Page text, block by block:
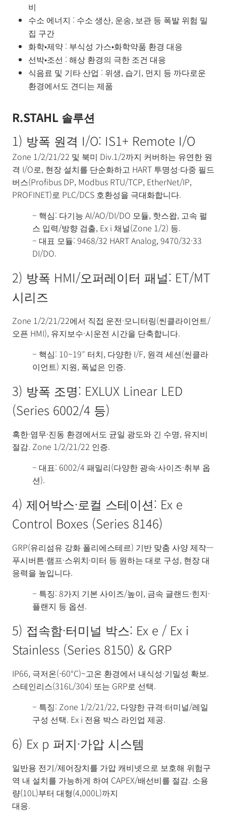
비
수소 에너지 : 수소 생산, 운송, 보관 등 폭발 위험 밀
집 구간
화학•제약 : 부식성 가스•화학약품 환경 대응
선박•조선 : 해상 환경의 극한 조건 대응
식음료 및 기타 산업 : 위생, 습기, 먼지 등 까다로운
환경에서도 견디는 제품
R.STAHL 솔루션
1) 방폭 원격 I/O: IS1+ Remote I/O
Zone 1/2/21/22 및 북미 Div.1/2까지 커버하는 유연한 원
격 I/O로, 현장 설치를 단순화하고 HART 투명성·다중 필드
버스(Profibus DP, Modbus RTU/TCP, EtherNet/IP,
PROFINET)로 PLC/DCS 호환성을 극대화합니다.
– 핵심: 다기능 AI/AO/DI/DO 모듈, 핫스왑, 고속 펄
스 입력/방향 검출, Ex i 채널(Zone 1/2) 등.
– 대표 모듈: 9468/32 HART Analog, 9470/32·33
DI/DO.
2) 방폭 HMI/오퍼레이터 패널: ET/MT
시리즈
Zone 1/2/21/22에서 직접 운전·모니터링(씬클라이언트/
오픈 HMI), 유지보수·시운전 시간을 단축합니다.
– 핵심: 10~19″ 터치, 다양한 I/F, 원격 세션(씬클라
이언트) 지원, 폭넓은 인증.
3) 방폭 조명: EXLUX Linear LED
(Series 6002/4 등)
혹한·염무·진동 환경에서도 균일 광도와 긴 수명, 유지비
절감. Zone 1/2/21/22 인증.
– 대표: 6002/4 패밀리(다양한 광속·사이즈·취부 옵
션).
4) 제어박스·로컬 스테이션: Ex e
Control Boxes (Series 8146)
GRP(유리섬유 강화 폴리에스테르) 기반 맞춤 사양 제작—
푸시버튼·램프·스위치·미터 등 원하는 대로 구성, 현장 대
응력을 높입니다.
– 특징: 8가지 기본 사이즈/높이, 금속 글랜드·힌지·
플랜지 등 옵션.
5) 접속함·터미널 박스: Ex e / Ex i
Stainless (Series 8150) & GRP
IP66, 극저온(-60°C)~고온 환경에서 내식성·기밀성 확보.
스테인리스(316L/304) 또는 GRP로 선택.
– 특징: Zone 1/2/21/22, 다양한 규격·터미널/레일
구성 선택. Ex i 전용 박스 라인업 제공.
6) Ex p 퍼지·가압 시스템
일반용 전기/제어장치를 가압 캐비넷으로 보호해 위험구
역 내 설치를 가능하게 하여 CAPEX/배선비를 절감. 소용
량(10L)부터 대형(4,000L)까지
대응.